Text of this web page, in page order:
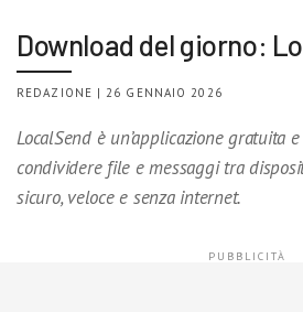
Download del giorno:
REDAZIONE | 26 GENNAIO 2026
LocalSend è un’applicazione gratuita
condividere file e messaggi tra
sicuro, veloce e senza internet.